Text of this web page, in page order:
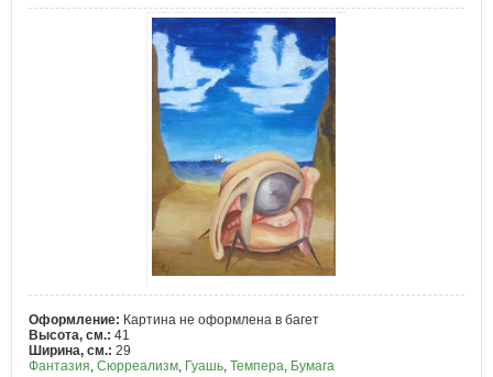
Оформление: Картина не оформлена в багет
Высота, см.: 41
Ширина, см.: 29
Фантазия Сюрреализм Гуашь Темпера Бумага